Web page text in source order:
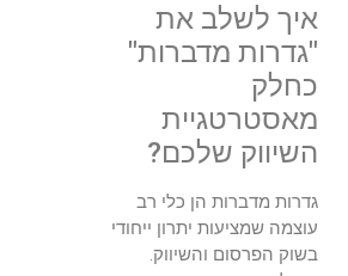
איך לשלב את
"גדרות מדברות"
כחלק
מאסטרטגיית
השיווק שלכם?
גדרות מדברות הן כלי רב
עוצמה שמציעות יתרון ייחודי
בשוק הפרסום והשיווק.